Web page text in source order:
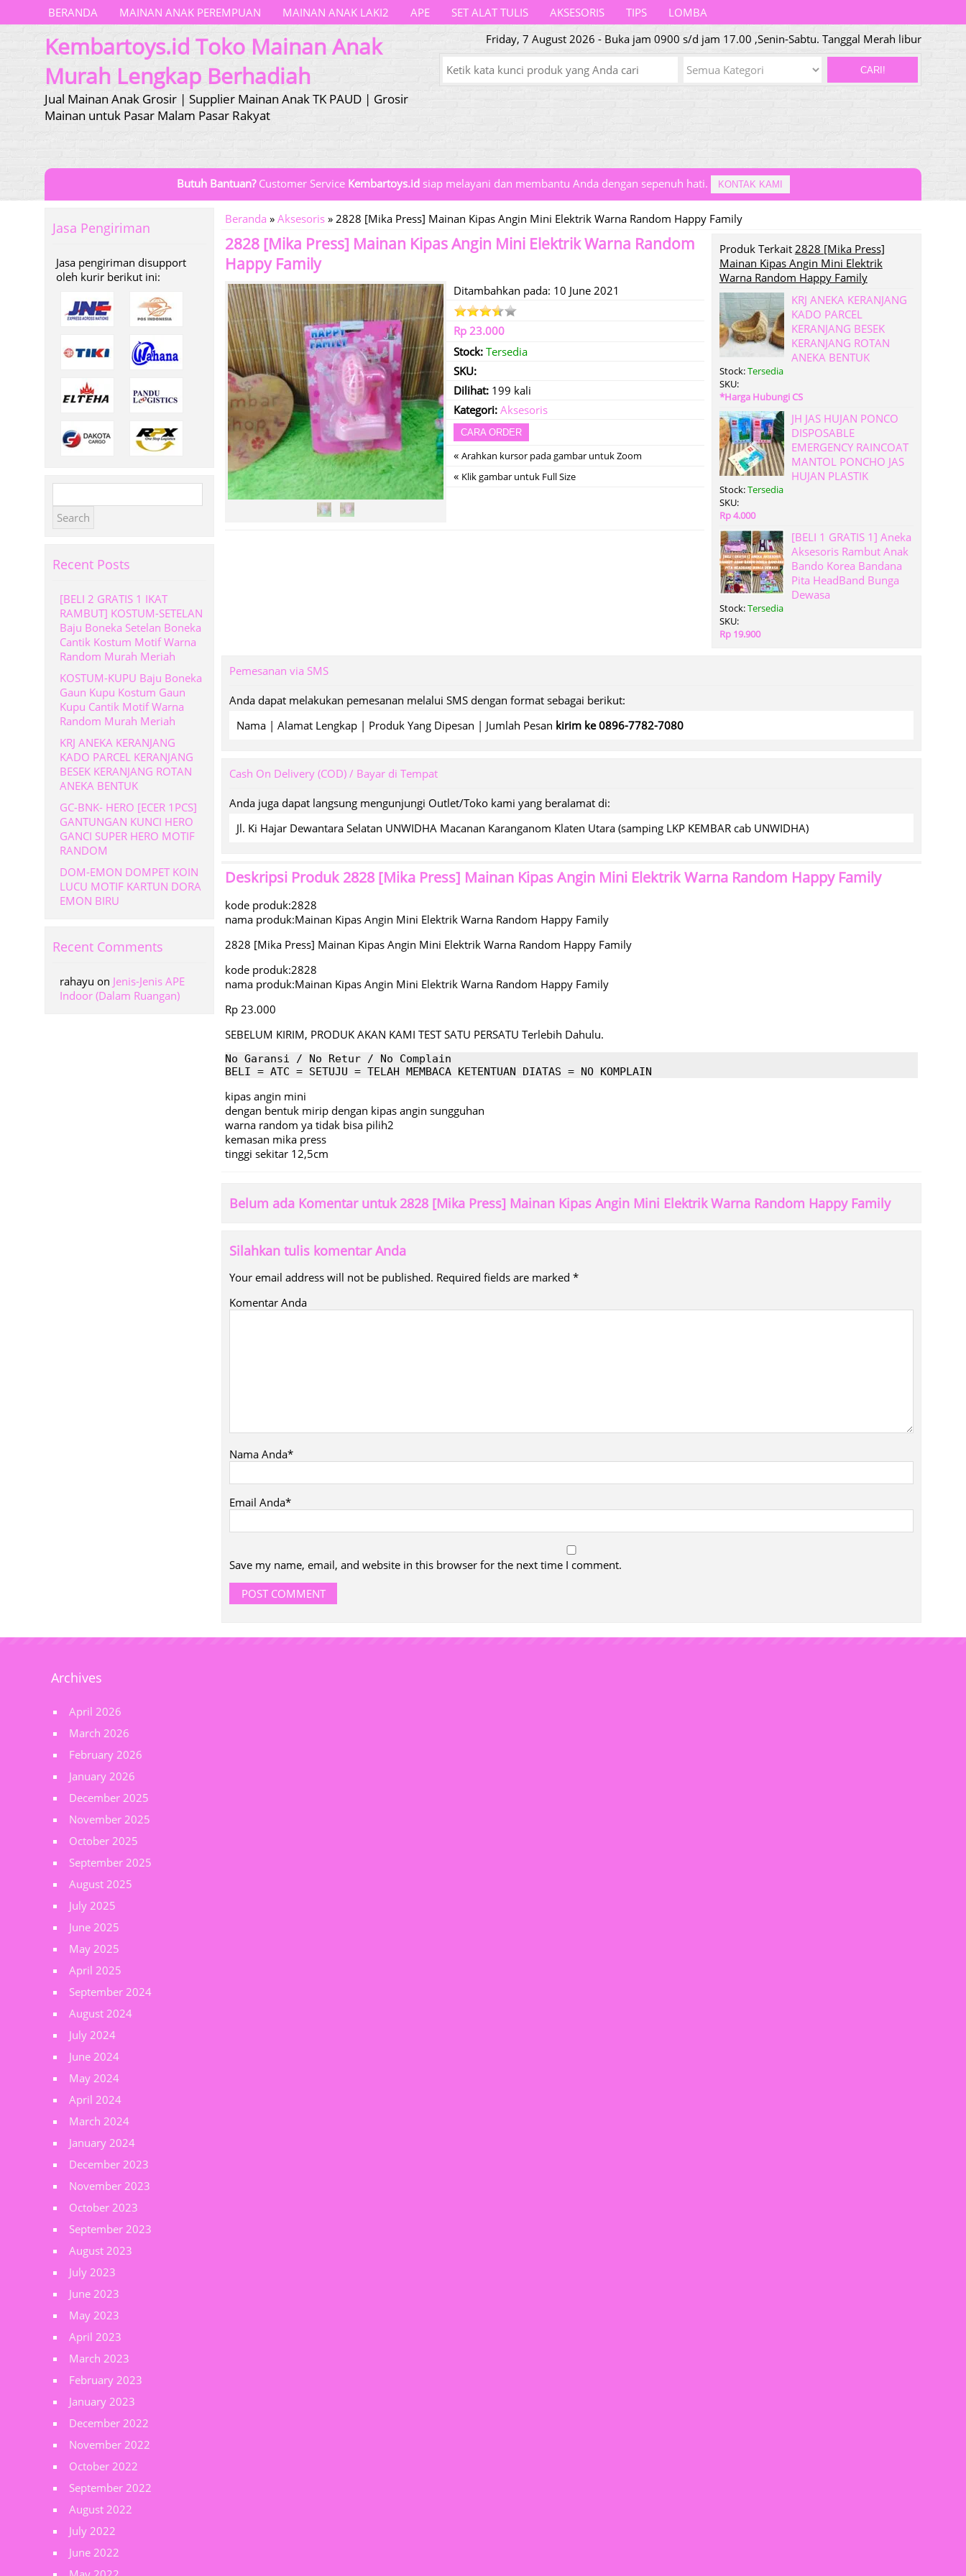
BERANDA MAINAN ANAK PEREMPUAN MAINAN ANAK LAKI2 APE SET ALAT TULIS AKSESORIS TIPS LOMBA
Kembartoys.id Toko Mainan Anak
Murah Lengkap Berhadiah
Jual Mainan Anak Grosir | Supplier Mainan Anak TK PAUD | Grosir
Mainan untuk Pasar Malam Pasar Rakyat
Friday, 7 August 2026 - Buka jam 0900 s/d jam 17.00 ,Senin-Sabtu. Tanggal Merah libur
CARI!
Butuh Bantuan?Customer Service Kembartoys.idsiap melayani dan membantu Anda dengan sepenuh hati. KONTAK KAMI
Beranda » Aksesoris » 2828 [Mika Press] Mainan Kipas Angin Mini Elektrik Warna Random Happy Family
2828 [Mika Press] Mainan Kipas Angin Mini Elektrik Warna Random
Happy Family
Ditambahkan pada: 10 June 2021
Rp 23.000
Stock: Tersedia
SKU:
Dilihat: 199 kali
Kategori: Aksesoris
CARA ORDER
« Arahkan kursor pada gambar untuk Zoom
« Klik gambar untuk Full Size
Produk Terkait 2828 [Mika Press]
Mainan Kipas Angin Mini Elektrik
Warna Random Happy Family
KRJ ANEKA KERANJANG
KADO PARCEL
KERANJANG BESEK
KERANJANG ROTAN
ANEKA BENTUK
Stock:Tersedia
SKU:
*Harga Hubungi CS
JH JAS HUJAN PONCO
DISPOSABLE
EMERGENCY RAINCOAT
MANTOL PONCHO JAS
HUJAN PLASTIK
Stock:Tersedia
SKU:
Rp 4.000
[BELI 1 GRATIS 1] Aneka
Aksesoris Rambut Anak
Bando Korea Bandana
Pita HeadBand Bunga
Dewasa
Stock:Tersedia
SKU:
Rp 19.900
Pemesanan via SMS
Anda dapat melakukan pemesanan melalui SMS dengan format sebagai berikut:
Nama | Alamat Lengkap | Produk Yang Dipesan | Jumlah Pesan kirim ke 0896-7782-7080
Cash On Delivery (COD) / Bayar di Tempat
Anda juga dapat langsung mengunjungi Outlet/Toko kami yang beralamat di:
Jl. Ki Hajar Dewantara Selatan UNWIDHA Macanan Karanganom Klaten Utara (samping LKP KEMBAR cab UNWIDHA)
Deskripsi Produk 2828 [Mika Press] Mainan Kipas Angin Mini Elektrik Warna Random Happy Family
kode produk:2828
nama produk:Mainan Kipas Angin Mini Elektrik Warna Random Happy Family
2828 [Mika Press] Mainan Kipas Angin Mini Elektrik Warna Random Happy Family
kode produk:2828
nama produk:Mainan Kipas Angin Mini Elektrik Warna Random Happy Family
Rp 23.000
SEBELUM KIRIM, PRODUK AKAN KAMI TEST SATU PERSATU Terlebih Dahulu.
No Garansi / No Retur / No Complain
BELI = ATC = SETUJU = TELAH MEMBACA KETENTUAN DIATAS = NO KOMPLAIN
kipas angin mini
dengan bentuk mirip dengan kipas angin sungguhan
warna random ya tidak bisa pilih2
kemasan mika press
tinggi sekitar 12,5cm
Belum ada Komentar untuk 2828 [Mika Press] Mainan Kipas Angin Mini Elektrik Warna Random Happy Family
Silahkan tulis komentar Anda
Your email address will not be published. Required fields are marked *
Komentar Anda
Nama Anda*
Email Anda*
Save my name, email, and website in this browser for the next time I comment.
Jasa Pengiriman
Jasa pengiriman disupport
oleh kurir berikut ini:
for:
Recent Posts
[BELI 2 GRATIS 1 IKAT
RAMBUT] KOSTUM-SETELAN
Baju Boneka Setelan Boneka
Cantik Kostum Motif Warna
Random Murah Meriah
KOSTUM-KUPU Baju Boneka
Gaun Kupu Kostum Gaun
Kupu Cantik Motif Warna
Random Murah Meriah
KRJ ANEKA KERANJANG
KADO PARCEL KERANJANG
BESEK KERANJANG ROTAN
ANEKA BENTUK
GC-BNK- HERO [ECER 1PCS]
GANTUNGAN KUNCI HERO
GANCI SUPER HERO MOTIF
RANDOM
DOM-EMON DOMPET KOIN
LUCU MOTIF KARTUN DORA
EMON BIRU
Recent Comments
rahayu on Jenis-Jenis APE
Indoor (Dalam Ruangan)
Archives
April 2026
March 2026
February 2026
January 2026
December 2025
November 2025
October 2025
September 2025
August 2025
July 2025
June 2025
May 2025
April 2025
September 2024
August 2024
July 2024
June 2024
May 2024
April 2024
March 2024
January 2024
December 2023
November 2023
October 2023
September 2023
August 2023
July 2023
June 2023
May 2023
April 2023
March 2023
February 2023
January 2023
December 2022
November 2022
October 2022
September 2022
August 2022
July 2022
June 2022